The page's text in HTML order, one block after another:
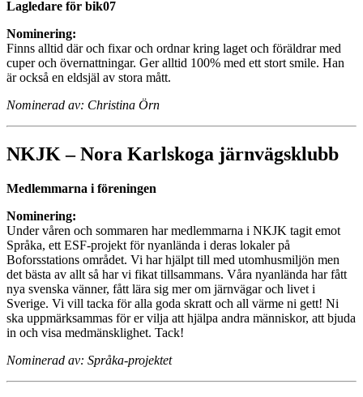
Lagledare för bik07
Nominering:
Finns alltid där och fixar och ordnar kring laget och föräldrar med
cuper och övernattningar. Ger alltid 100% med ett stort smile. Han
är också en eldsjäl av stora mått.
Nominerad av: Christina Örn
NKJK – Nora Karlskoga järnvägsklubb
Medlemmarna i föreningen
Nominering:
Under våren och sommaren har medlemmarna i NKJK tagit emot
Språka, ett ESF-projekt för nyanlända i deras lokaler på
Boforsstations området. Vi har hjälpt till med utomhusmiljön men
det bästa av allt så har vi fikat tillsammans. Våra nyanlända har fått
nya svenska vänner, fått lära sig mer om järnvägar och livet i
Sverige. Vi vill tacka för alla goda skratt och all värme ni gett! Ni
ska uppmärksammas för er vilja att hjälpa andra människor, att bjuda
in och visa medmänsklighet. Tack!
Nominerad av: Språka-projektet